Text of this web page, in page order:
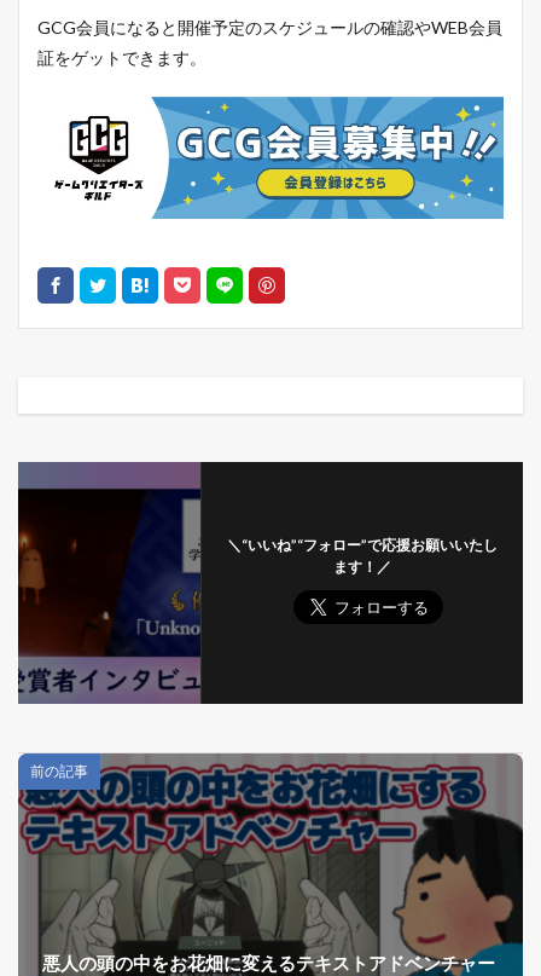
GCG会員になると開催予定のスケジュールの確認やWEB会員
証をゲットできます。
＼“いいね”“フォロー”で応援お願いいたし
ます！／
前の記事
悪人の頭の中をお花畑に変えるテキストアドベンチャー